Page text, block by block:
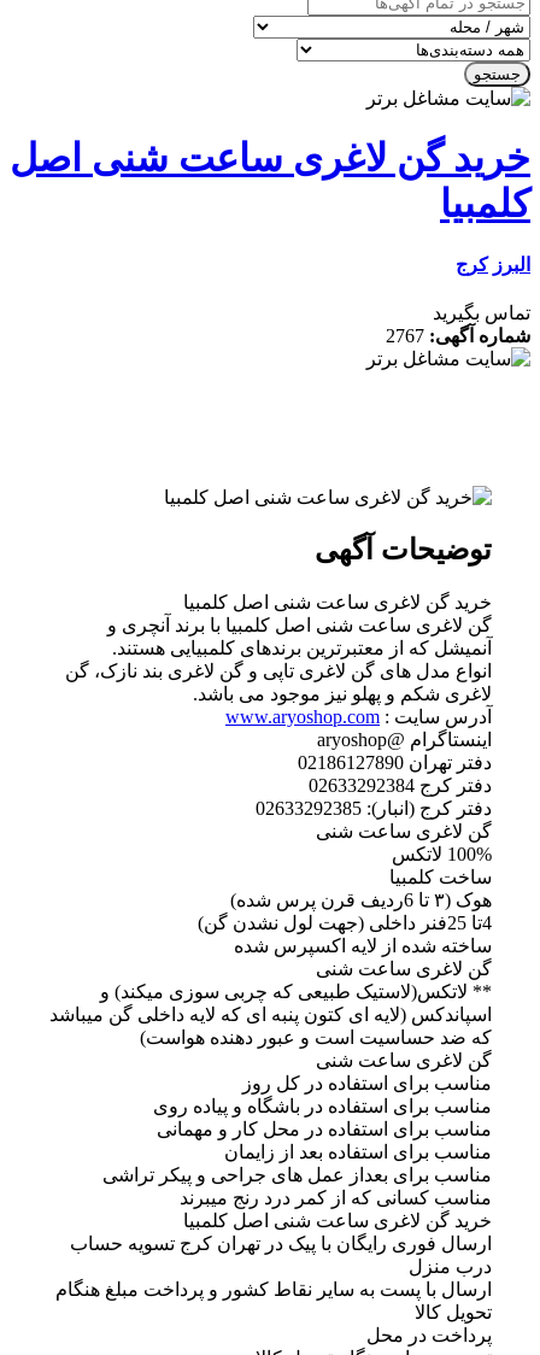
گن لاغری ساعت شنی اصل
کرج
بگیرید
آگهی:2767
توضیحات آگهی
خرید گن لاغری ساعت شنی اصل کلمبیا
گن لاغری ساعت شنی اصل کلمبیا با برند آنچری و
آنمیشل که از معتبرترین برندهاى کلمبیایى هستند.
انواع مدل های گن لاغری تاپی و گن لاغری بند نازک، گن
لاغری شکم و پهلو نیز موجود می باشد.
آدرس سایت :www.aryoshop.com
اینستاگرام @aryoshop
دفتر تهران 02186127890
دفتر کرج 02633292384
دفتر کرج (انبار): 02633292385
گن لاغری ساعت شنی
100% لاتکس
ساخت کلمبیا
هوک (۳ تا 6ردیف قرن پرس شده)
ساخته شده از لایه اکسپرس شده
گن لاغری ساعت شنی
** لاتکس(لاستیک طبیعی که چربی سوزی میکند) و
اسپاندکس (لایه ای کتون پنبه ای که لایه داخلی گن میباشد
که ضد حساسیت است و عبور دهنده هواست)
گن لاغری ساعت شنی
مناسب برای استفاده در کل روز
مناسب برای استفاده در باشگاه و پیاده روی
مناسب برای استفاده در محل کار و مهمانی
مناسب برای استفاده بعد از زایمان
مناسب برای بعداز عمل های جراحی و پیکر تراشی
مناسب کسانی که از کمر درد رنج میبرند
خرید گن لاغری ساعت شنی اصل کلمبیا
ارسال فوری رایگان با پیک در تهران کرج تسویه حساب
درب منزل
ارسال با پست به سایر نقاط کشور و پرداخت مبلغ هنگام
تحویل کالا
پرداخت در محل